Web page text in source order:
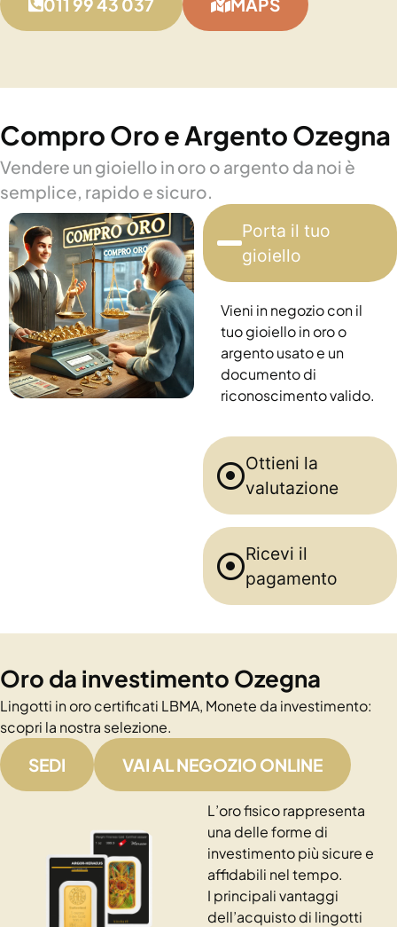
Compro Oro e Argento Ozegna
Vendere un gioiello in oro o argento da noi è
semplice, rapido e sicuro.
Porta il tuo
gioiello
Vieni in negozio con il
tuo gioiello in oro o
argento usato e un
documento di
riconoscimento valido.
Ottieni la
valutazione
Ricevi il
pagamento
Oro da investimento Ozegna
Lingotti in oro certificati LBMA, Monete da investimento:
scopri la nostra selezione.
SEDI VAI AL NEGOZIO ONLINE
L’oro fisico rappresenta
una delle forme di
investimento più sicure e
affidabili nel tempo.
I principali vantaggi
dell’acquisto di lingotti